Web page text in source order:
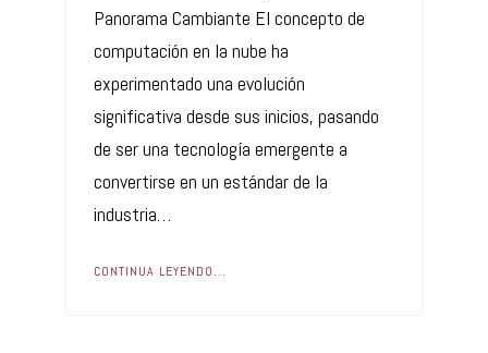
Panorama Cambiante El concepto de
computación en la nube ha
experimentado una evolución
significativa desde sus inicios, pasando
de ser una tecnología emergente a
convertirse en un estándar de la
industria…
CONTINUA LEYENDO...